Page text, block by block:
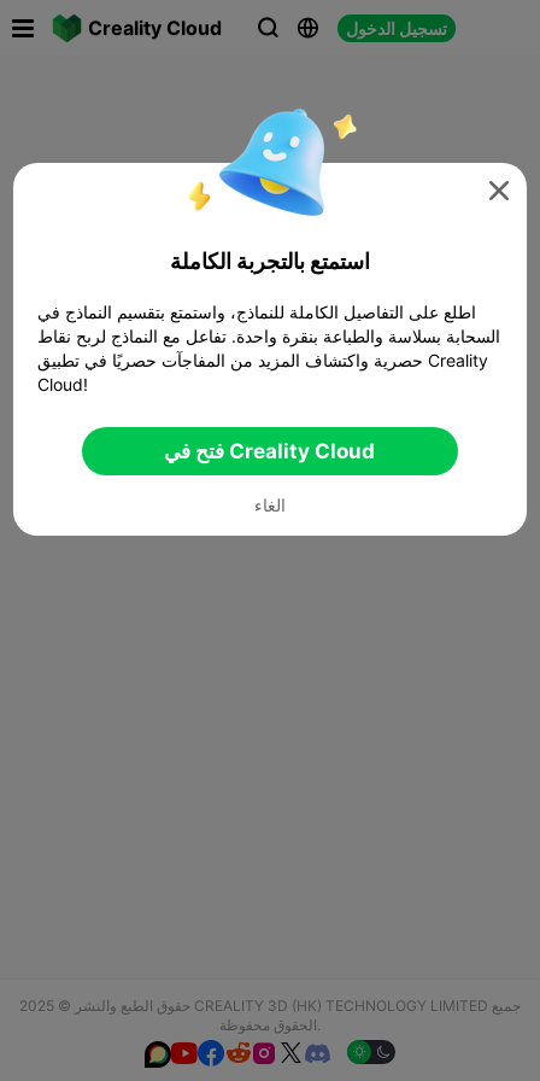
Creality Cloud   تسجيل الدخول
حقوق الطبع والنشر © 2025 CREALITY 3D (HK) TECHNOLOGY LIMITED جميع
الحقوق محفوظة.
  

استمتع بالتجربة الكاملة
اطلع على التفاصيل الكاملة للنماذج، واستمتع بتقسيم النماذج في
السحابة بسلاسة والطباعة بنقرة واحدة. تفاعل مع النماذج لربح نقاط
حصرية واكتشاف المزيد من المفاجآت حصريًا في تطبيق Creality
Cloud!
فتح في Creality Cloud
الغاء